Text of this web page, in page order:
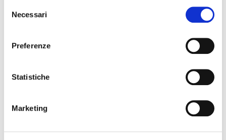
delNecessari
Preferenze
Statistiche
Marketing